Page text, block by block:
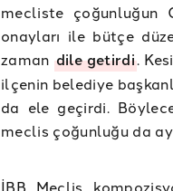
mecliste çoğunluğun
onayları ile bütçe
zaman dile getirdi.
ilçenin belediye
da ele geçirdi.
meclis çoğunluğu da
İBB Meclis